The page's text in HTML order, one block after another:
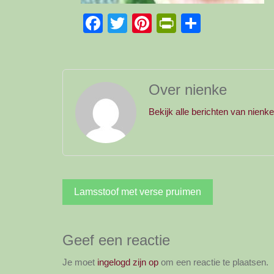
Facebook
TwitterPinterest
Over nienke
Bekijk alle berichten van
Bericht
navigatie
Lamsstoof met verse pruimen
Geef een reactie
Je moet ingelogd zijn op om een reactie te plaatsen.